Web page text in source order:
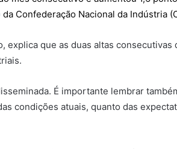
da Confederação Nacional da Indústria
explica que as duas altas
É importante lembrar
condições atuais, quanto das